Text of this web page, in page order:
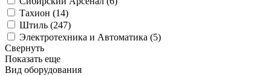
Тахион (14)
Штиль (247)
Электротехника и Автоматика (5)
Свернуть
Показать еще
Вид оборудования